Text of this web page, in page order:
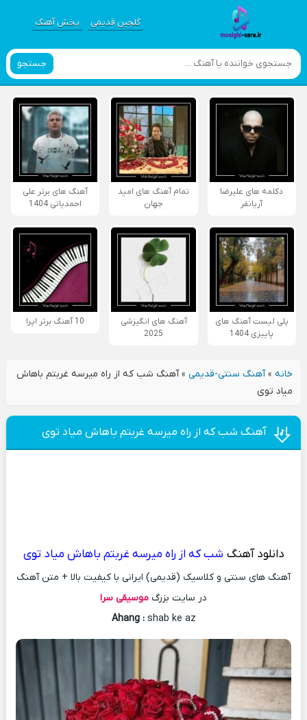
گلچین قدیمی پخش آهنگ
جستجو
دکلمه های علیرضا
آریانفر
تمام آهنگ های امید
جهان
آهنگ های برتر علی
احمدیانی 1404
پلی لیست آهنگ های
پاییزی 1404
آهنگ های انگیزشی
2025
10 آهنگ برتر اپرا
خانه»آهنگ سنتی-قدیمی»آهنگ شب كه از راه میرسه غربتم باهاش
میاد توی
آهنگ شب كه از راه میرسه غربتم باهاش میاد توی
دانلود آهنگ شب كه از راه میرسه غربتم باهاش میاد توی
آهنگ های سنتی و کلاسیک (قدیمی) ایرانی با کیفیت بالا + متن آهنگ
در سایت بزرگ موسیقی سرا
Ahang :shab ke az